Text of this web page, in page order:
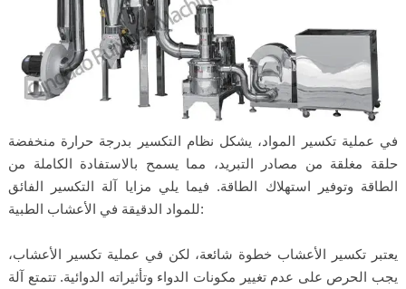
في عملية تكسير المواد، يشكل نظام التكسير بدرجة حرارة منخفضة
حلقة مغلقة من مصادر التبريد، مما يسمح بالاستفادة الكاملة من
الطاقة وتوفير استهلاك الطاقة. فيما يلي مزايا آلة التكسير الفائق
للمواد الدقيقة في الأعشاب الطبية:
يعتبر تكسير الأعشاب خطوة شائعة، لكن في عملية تكسير الأعشاب،
يجب الحرص على عدم تغيير مكونات الدواء وتأثيراته الدوائية. تتمتع آلة